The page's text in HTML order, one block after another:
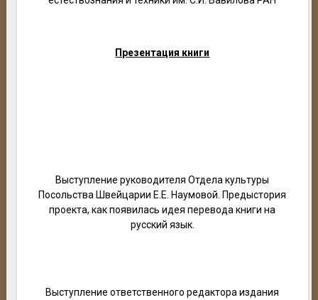
Презентация книги
Выступление руководителя Отдела культуры
Посольства Швейцарии Е.Е. Наумовой. Предыстория
проекта, как появилась идея перевода книги на
русский язык.
Выступление ответственного редактора издания